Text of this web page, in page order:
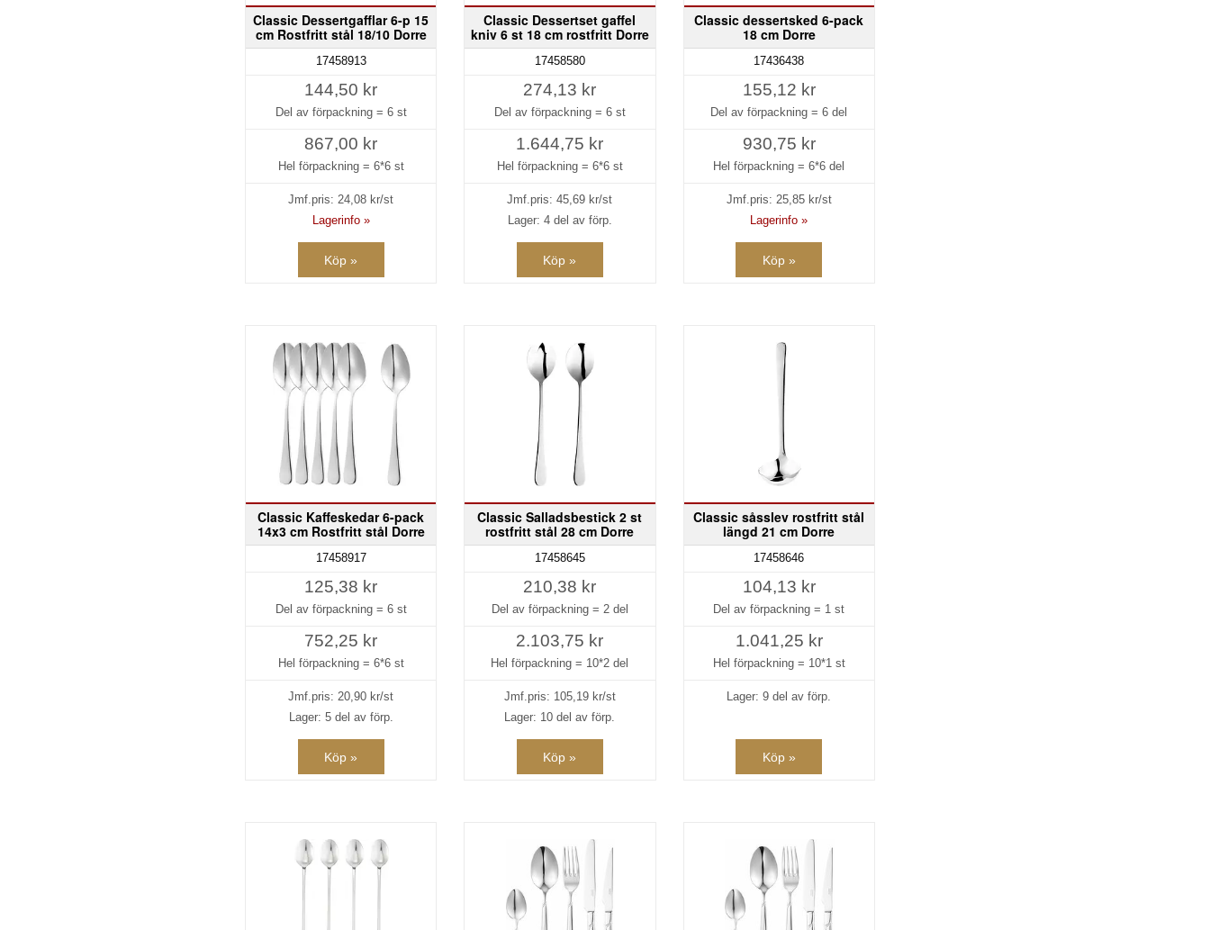
Classic Dessertgafflar 6-p 15
cm Rostfritt stål 18/10 Dorre
17458913
144,50 kr
Del av förpackning = 6 st
867,00 kr
Hel förpackning = 6*6 st
Jmf.pris:24,08 kr/st
Lagerinfo »
Köp »
Classic Dessertset gaffel
kniv 6 st 18 cm rostfritt Dorre
17458580
274,13 kr
Del av förpackning = 6 st
1.644,75 kr
Hel förpackning = 6*6 st
Jmf.pris:45,69 kr/st
Lager: 4 del av förp.
Köp »
Classic dessertsked 6-pack
18 cm Dorre
17436438
155,12 kr
Del av förpackning =6 del
930,75 kr
Hel förpackning =6*6 del
Jmf.pris: 25,85kr/st
Lagerinfo »
Köp »
Classic Kaffeskedar 6-pack
14x3 cm Rostfritt stål Dorre
17458917
125,38 kr
Del av förpackning = 6 st
752,25 kr
Hel förpackning = 6*6 st
Jmf.pris:20,90 kr/st
Lager: 5 del av förp.
Köp »
Classic Salladsbestick 2 st
rostfritt stål 28 cm Dorre
17458645
210,38 kr
Del av förpackning = 2 del
2.103,75 kr
Hel förpackning = 10*2 del
Jmf.pris: 105,19kr/st
Lager: 10 del av förp.
Köp »
Classic såsslev rostfritt stål
längd 21 cm Dorre
17458646
104,13 kr
Del av förpackning = 1 st
1.041,25 kr
Hel förpackning = 10*1 st
Lager: 9 del av förp.
Köp »